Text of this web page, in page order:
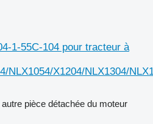
1-55C-104 pour tracteur à
NLX1054/X1204/NLX1304/
pièce détachée du moteur